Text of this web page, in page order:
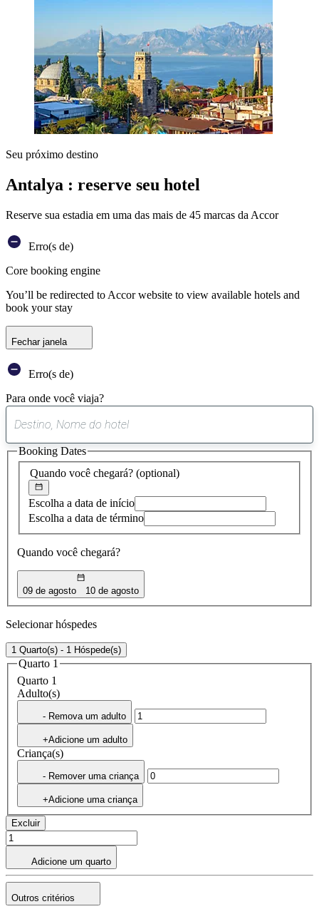
Seu próximo destino
Antalya : reserve seu hotel
Reserve sua estadia em uma das mais de 45 marcas da Accor
Erro(s de)
Core booking engine
You’ll be redirected to Accor website to view available hotels and
book your stay
Fechar janela
Erro(s de)
Para onde você viaja?
sugestão
encontrada
Quando você chegará? (optional)
Escolha a data de início
Escolha a data de término
Quando você chegará?
09 de agosto 10 de agosto
Booking Dates
Selecionar hóspedes
1 Quarto(s) - 1 Hóspede(s)
Quarto 1
Quarto 1
Adulto(s)
- Remova um adulto
+Adicione um adulto
Criança(s)
- Remover uma criança
+Adicione uma criança
Excluir
Adicione um quarto
Outros critérios